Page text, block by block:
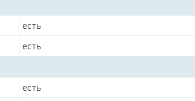
есть
есть
есть